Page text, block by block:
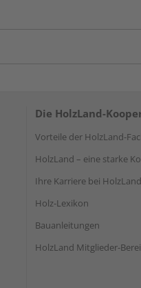
Die HolzLand-
Vorteile der HolzLand-
HolzLand – eine starke
Ihre Karriere bei HolzLand
Holz-Lexikon
Bauanleitungen
HolzLand Mitglieder-